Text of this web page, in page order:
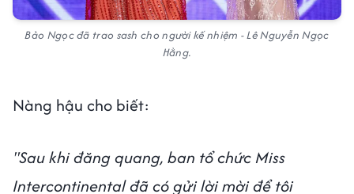
Bảo Ngọc đã trao sash cho người kế nhiệm - Lê Nguyễn Ngọc
Hằng.
Nàng hậu cho biết:
"Sau khi đăng quang, ban tổ chức Miss
Intercontinental đã có gửi lời mời để tôi